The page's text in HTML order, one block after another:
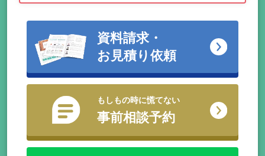
資料請求・
お見積り依頼
もしもの時に慌てない
事前相談予約